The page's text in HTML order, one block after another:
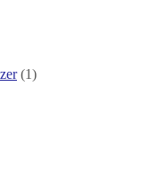
(1)